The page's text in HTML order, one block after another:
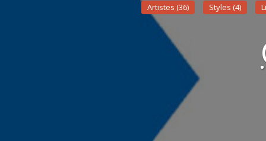
Artistes (36) Styles (4)